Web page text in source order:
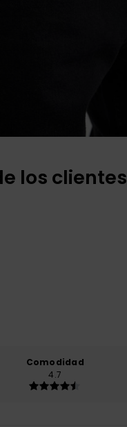
los clientes
Comodidad
4.7